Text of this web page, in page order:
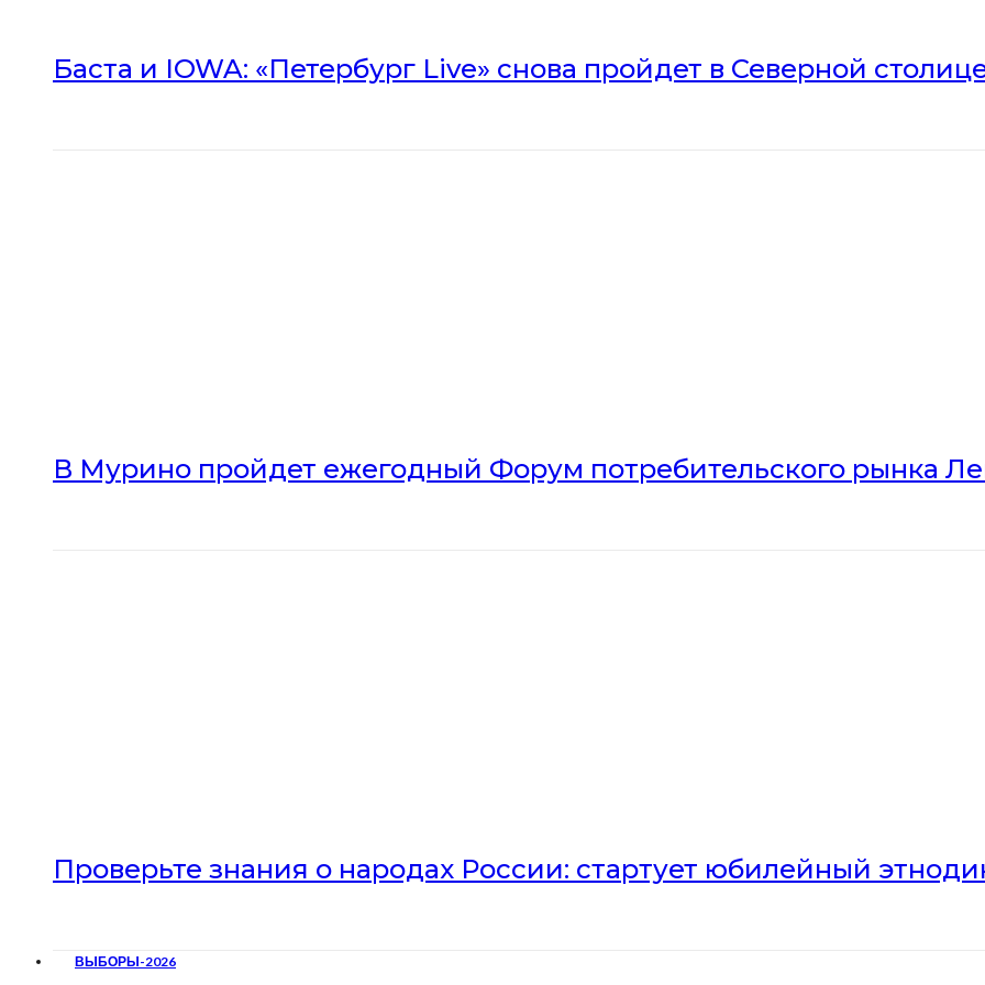
Баста и IOWA: «Петербург Live» снова пройдет в Северной
В Мурино пройдет ежегодный Форум потребительского рынка
Проверьте знания о народах России: стартует юбилейный
ВЫБОРЫ-2026